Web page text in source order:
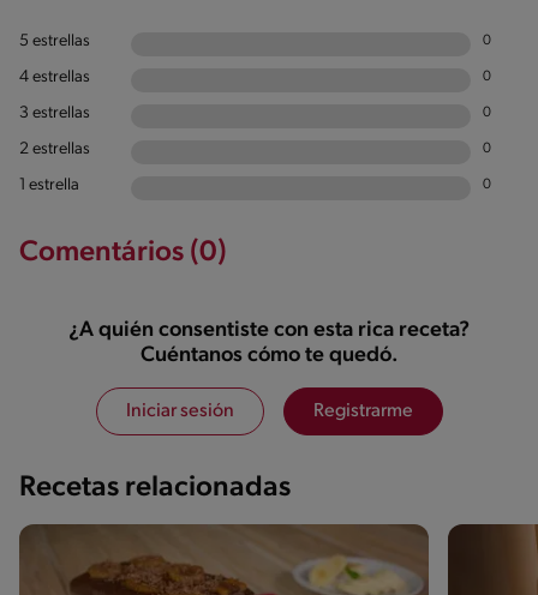
5 estrellas 0
4 estrellas 0
3 estrellas 0
2 estrellas 0
1 estrella 0
Comentários (0)
¿A quién consentiste con esta rica receta?
Cuéntanos cómo te quedó.
Iniciar sesión Registrarme
Recetas relacionadas